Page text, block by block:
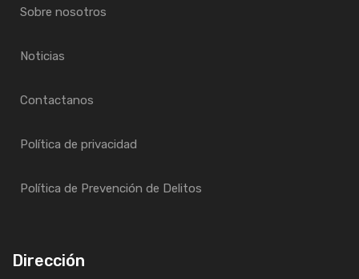
Sobre nosotros
Noticias
Contactanos
Política de privacidad
Política de Prevención de Delitos
Dirección